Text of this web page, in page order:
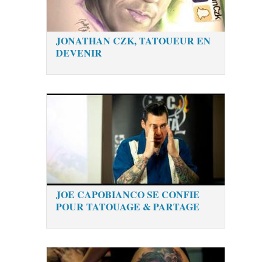
JONATHAN CZK, TATOUEUR EN
DEVENIR
JOE CAPOBIANCO SE CONFIE
POUR TATOUAGE & PARTAGE